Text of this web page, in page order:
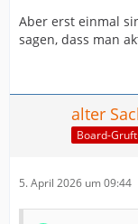
Aber erst einmal
sagen, dass man
alter
Board-Grufti
5. April 2026 um 09:44